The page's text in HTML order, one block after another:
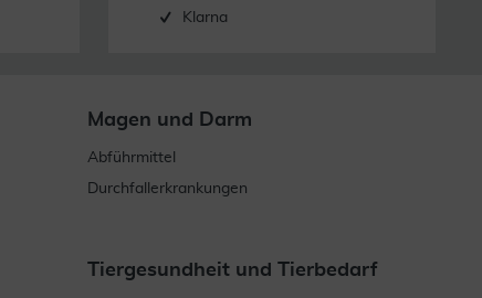
Klarna
Magen und Darm
Abführmittel
Durchfallerkrankungen
Tiergesundheit und Tierbedarf